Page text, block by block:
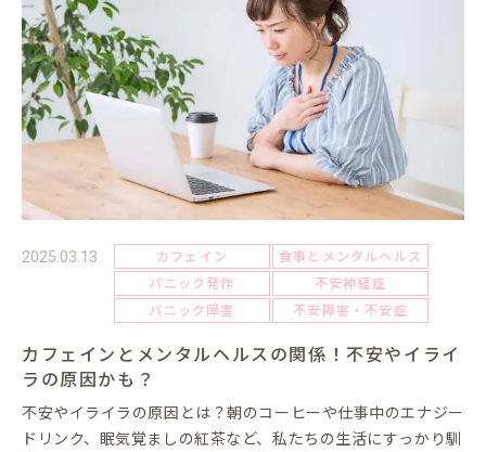
2025.03.13 カフェイン
食事とメンタルヘルス
パニック発作
不安神経症
パニック障害
不安障害・不安症
カフェインとメンタルヘルスの関係！不安やイライ
ラの原因かも？
不安やイライラの原因とは？朝のコーヒーや仕事中のエナジー
ドリンク、眠気覚ましの紅茶など、私たちの生活にすっかり馴